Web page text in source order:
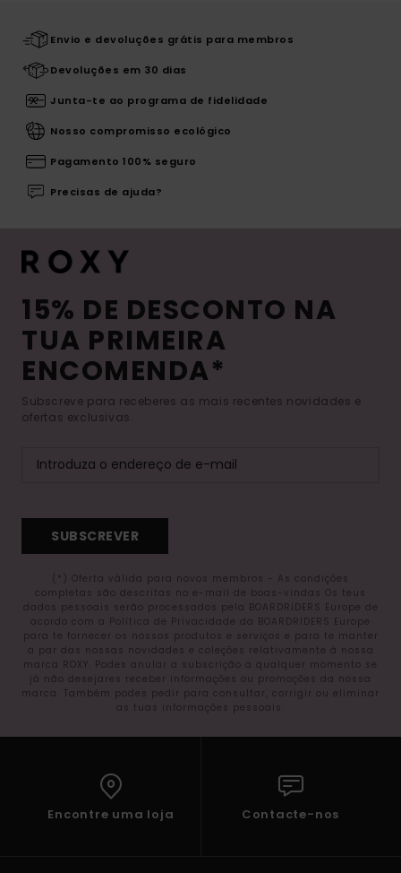
Envio e devoluções grátis para membros
Devoluções em 30 dias
Junta-te ao programa de fidelidade
Nosso compromisso ecológico
Pagamento 100% seguro
Precisas de ajuda?
15% DE DESCONTO NA
TUA PRIMEIRA
ENCOMENDA*
Subscreve para receberes as mais recentes novidades e
ofertas exclusivas.
SUBSCREVER
(*) Oferta válida para novos membros - As condições
completas são descritas no e-mail de boas-vindas Os teus
dados pessoais serão processados pela BOARDRIDERS Europe de
acordo com a Política de Privacidade da BOARDRIDERS Europe
para te fornecer os nossos produtos e serviços e para te manter
a par das nossas novidades e coleções relativamente à nossa
marca ROXY. Podes anular a subscrição a qualquer momento se
já não desejares receber informações ou promoções da nossa
marca. Também podes pedir para consultar, corrigir ou eliminar
as tuas informações pessoais.
Encontre uma loja Contacte-nos